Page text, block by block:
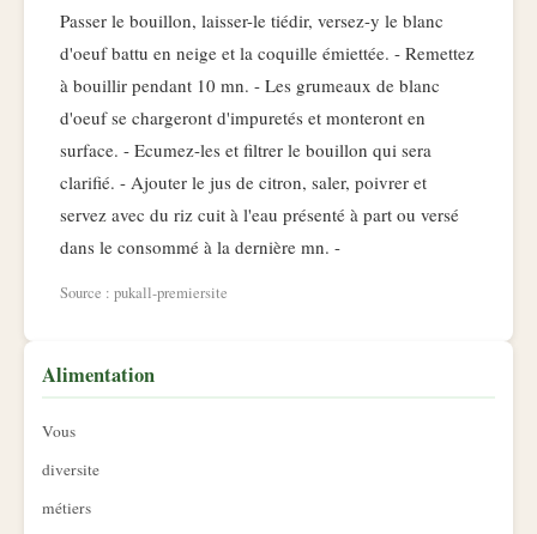
Passer le bouillon, laisser-le tiédir, versez-y le blanc
d'oeuf battu en neige et la coquille émiettée. - Remettez
à bouillir pendant 10 mn. - Les grumeaux de blanc
d'oeuf se chargeront d'impuretés et monteront en
surface. - Ecumez-les et filtrer le bouillon qui sera
clarifié. - Ajouter le jus de citron, saler, poivrer et
servez avec du riz cuit à l'eau présenté à part ou versé
dans le consommé à la dernière mn. -
Source : pukall-premiersite
Alimentation
Vous
diversite
métiers